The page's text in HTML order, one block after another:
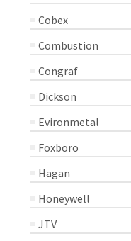
Cobex
Combustion
Congraf
Dickson
Evironmetal
Foxboro
Hagan
Honeywell
JTV